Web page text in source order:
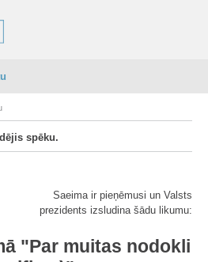
spēku.
Saeima ir pieņēmusi un Valsts
prezidents izsludina šādu likumu:
"Par muitas nodokli